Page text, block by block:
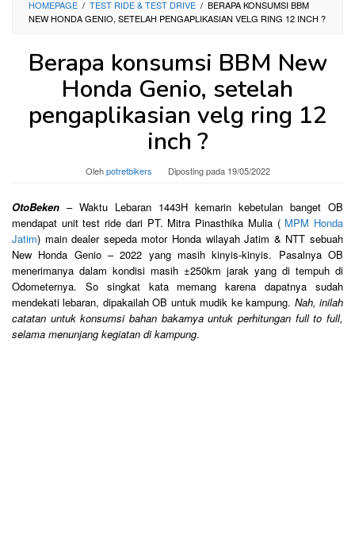
HOMEPAGE / TEST RIDE & TEST DRIVE / BERAPA KONSUMSI BBM
NEW HONDA GENIO, SETELAH PENGAPLIKASIAN VELG RING 12 INCH ?
Berapa konsumsi BBM New
Honda Genio, setelah
pengaplikasian velg ring 12
inch ?
Olehpotretbikers Diposting pada 19/05/2022
OtoBeken – Waktu Lebaran 1443H kemarin kebetulan banget OB
mendapat unit test ride dari PT. Mitra Pinasthika Mulia ( MPM Honda
Jatim) main dealer sepeda motor Honda wilayah Jatim & NTT sebuah
New Honda Genio – 2022 yang masih kinyis-kinyis. Pasalnya OB
menerimanya dalam kondisi masih ±250km jarak yang di tempuh di
Odometernya. So singkat kata memang karena dapatnya sudah
mendekati lebaran, dipakailah OB untuk mudik ke kampung. Nah, inilah
catatan untuk konsumsi bahan bakarnya untuk perhitungan full to full,
selama menunjang kegiatan di kampung.